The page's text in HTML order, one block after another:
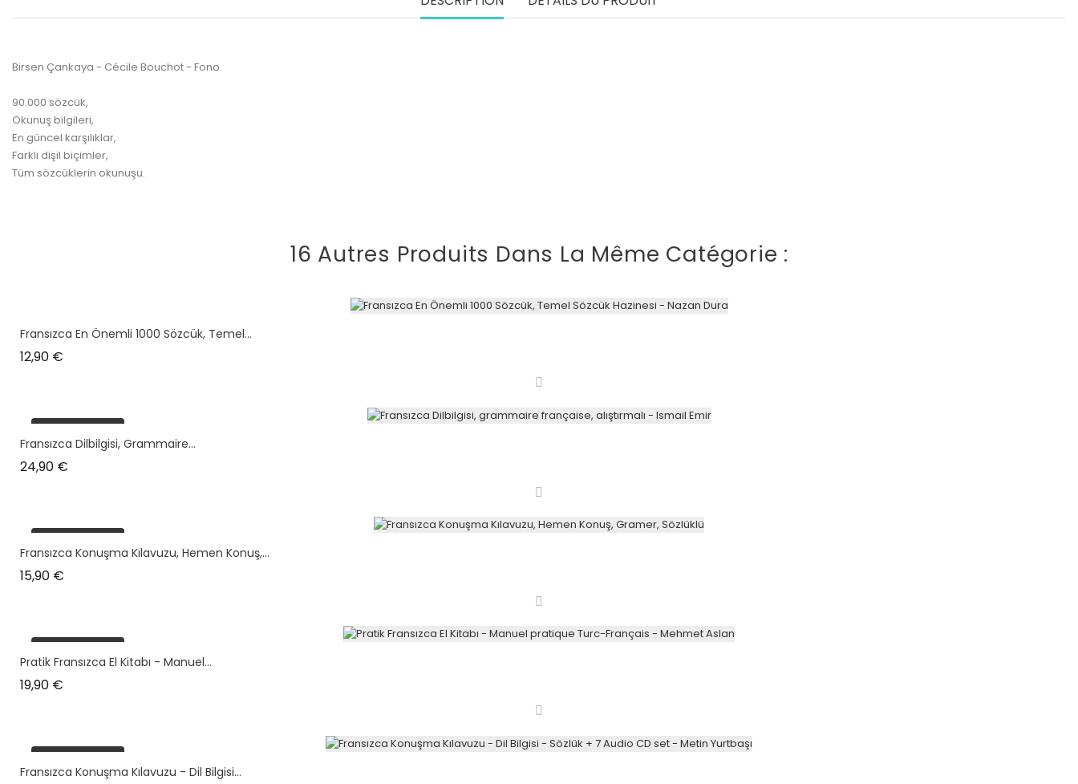
Birsen Çankaya - Cécile Bouchot - Fono.
90.000 sözcük,
Okunuş bilgileri,
En güncel karşılıklar,
Farklı dişil biçimler,
Tüm sözcüklerin okunuşu.
16 Autres Produits Dans La Même Catégorie :
Fransızca En Önemli 1000 Sözcük, Temel...
12,90 €
plus en stock
Fransızca Dilbilgisi, Grammaire...
24,90 €
plus en stock
Fransızca Konuşma Kılavuzu, Hemen Konuş,...
15,90 €
plus en stock
Pratik Fransızca El Kitabı - Manuel...
19,90 €
plus en stock
Fransızca Konuşma Kılavuzu - Dil Bilgisi...